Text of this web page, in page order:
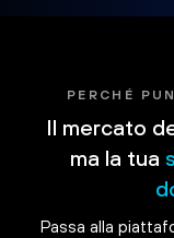
PERCHÉ
Il mercato
ma la tua
Passa alla